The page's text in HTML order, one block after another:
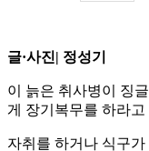
글·사진| 정성기
이 늙은 취사병이 징
게 장기복무를 하라
자취를 하거나 식구